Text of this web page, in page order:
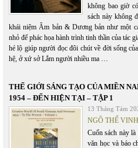
không bao giờ
sách này không
khái niệm Âm bản & Dương bản như một
nhỏ để phác họa hành trình tinh thần của tác
hé lộ giúp người đọc đôi chút về đời sống
hệ, ở xứ sở Lắm người nhiều ma …
THẾ GIỚI SÁNG TẠO CỦA MIỀN
1954 – ĐẾN HIỆN TẠI – TẬP 1
13 Tháng Tám
NGÔ THẾ VINH
Cuốn sách này
văn học và báo